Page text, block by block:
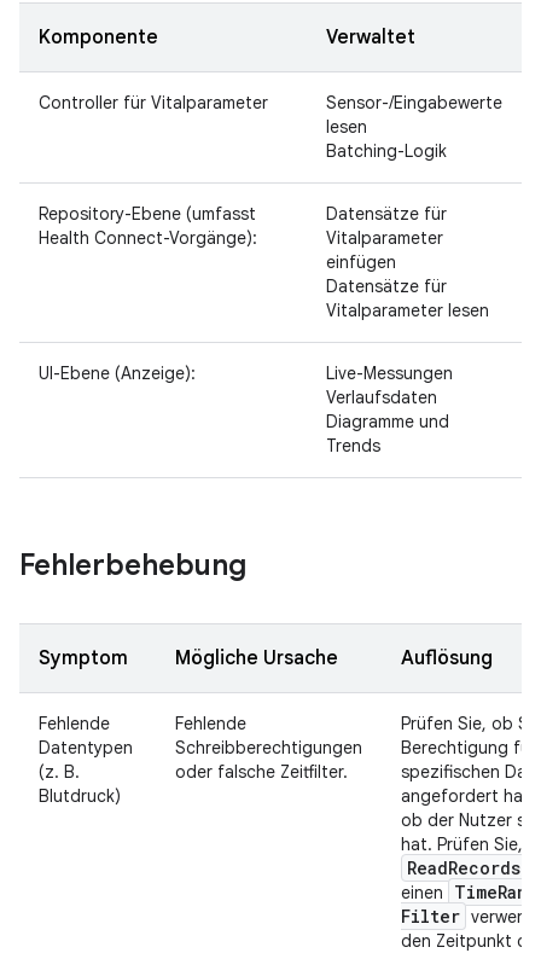
Komponente Verwaltet
Controller für Vitalparameter
Sensor-/Eingabewerte
lesen
Batching-Logik
Repository-Ebene (umfasst
Health Connect-Vorgänge):
Datensätze für
Vitalparameter
einfügen
Datensätze für
Vitalparameter lesen
UI-Ebene (Anzeige):
Live-Messungen
Verlaufsdaten
Diagramme und
Trends
Fehlerbehebung
Symptom Mögliche Ursache Auflösung
Fehlende
Datentypen
(z. B.
Blutdruck)
Fehlende
Schreibberechtigungen
oder falsche Zeitfilter.
Prüfen Sie, ob
Berechtigung für
spezifischen
angefordert
ob der Nutzer
hat. Prüfen Sie,
ReadRecords
einen Time
Filter
den Zeitpunkt